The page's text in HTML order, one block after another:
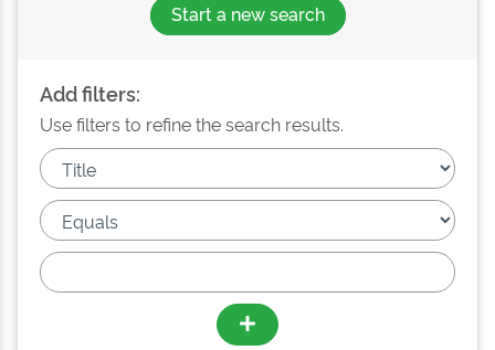
Start a new search
Add filters:
Use filters to refine the search results.